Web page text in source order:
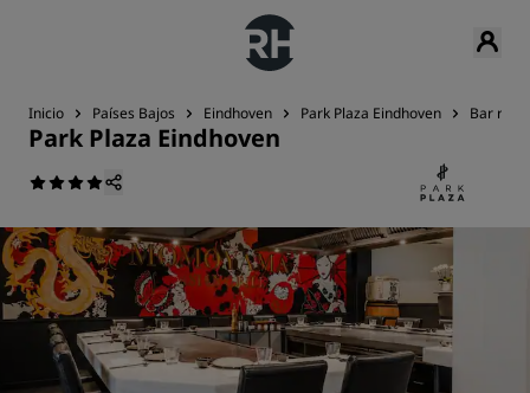
Inicio Países Bajos Eindhoven Park Plaza Eindhoven Bar
Park Plaza Eindhoven